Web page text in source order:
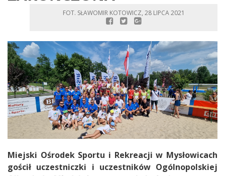
FOT. SŁAWOMIR KOTOWICZ, 28 LIPCA 2021
Miejski Ośrodek Sportu i Rekreacji w Mysłowicach
gościł uczestniczki i uczestników Ogólnopolskiej